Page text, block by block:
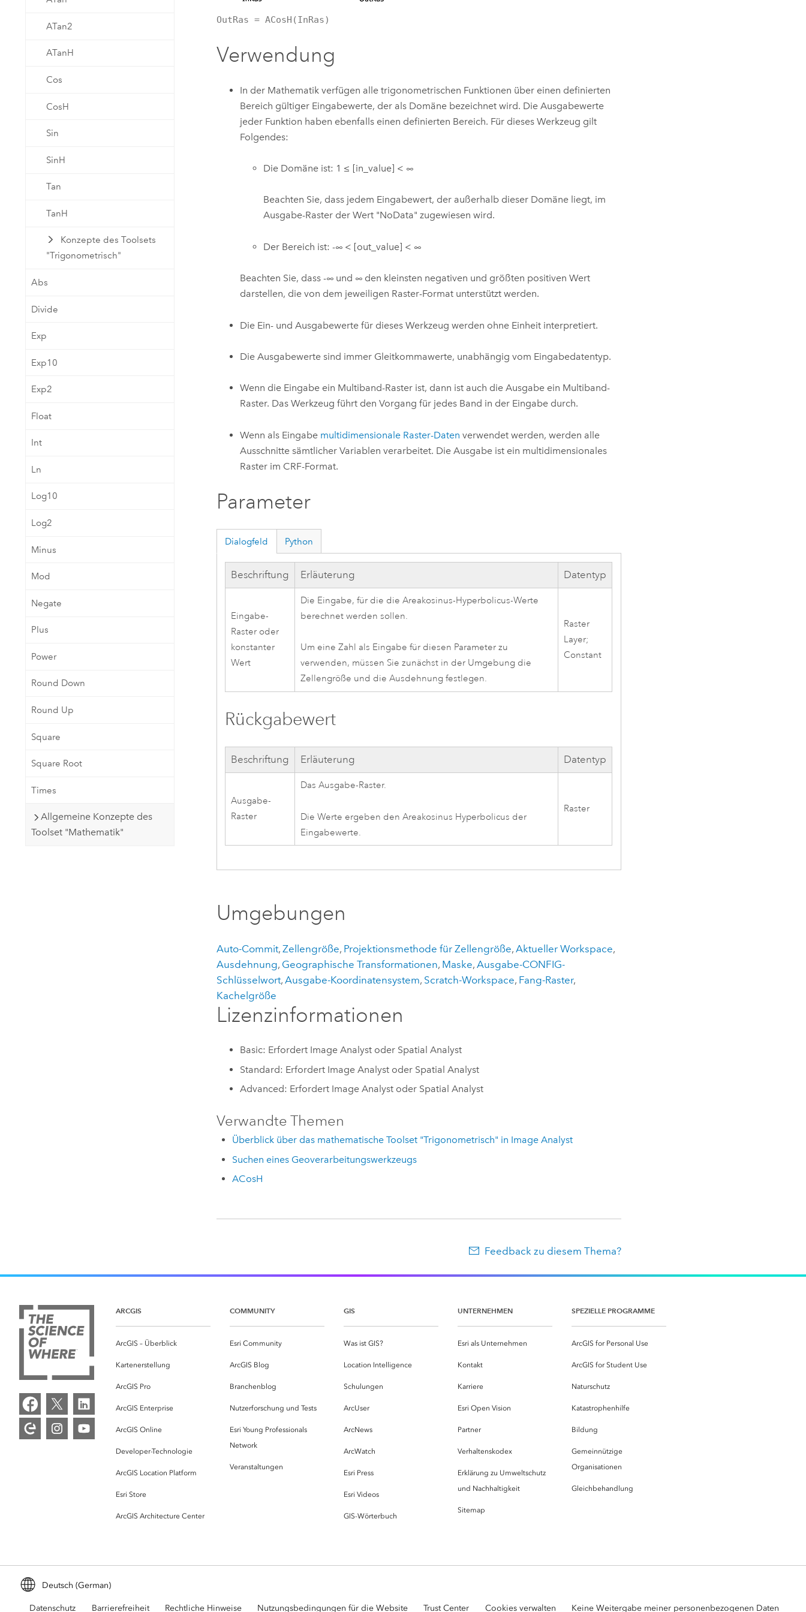
ATan2
ATanH
Cos
CosH
Sin
SinH
Tan
TanH
Konzepte des Toolsets
"Trigonometrisch"
Abs
Divide
Exp
Exp10
Exp2
Float
Int
Ln
Log10
Log2
Minus
Mod
Negate
Plus
Power
Round Down
Round Up
Square
Square Root
Times
Allgemeine Konzepte des
Toolset "Mathematik"
OutRas = ACosH(InRas)
Verwendung
In der Mathematik verfügen alle trigonometrischen Funktionen über einen definierten
Bereich gültiger Eingabewerte, der als Domäne bezeichnet wird. Die Ausgabewerte
jeder Funktion haben ebenfalls einen definierten Bereich. Für dieses Werkzeug gilt
Folgendes:
Die Domäne ist: 1 ≤ [in_value] < ∞
Beachten Sie, dass jedem Eingabewert, der außerhalb dieser Domäne liegt, im
Ausgabe-Raster der Wert "NoData" zugewiesen wird.
Der Bereich ist: -∞ < [out_value] < ∞
Beachten Sie, dass -∞ und ∞ den kleinsten negativen und größten positiven Wert
darstellen, die von dem jeweiligen Raster-Format unterstützt werden.
Die Ein- und Ausgabewerte für dieses Werkzeug werden ohne Einheit interpretiert.
Die Ausgabewerte sind immer Gleitkommawerte, unabhängig vom Eingabedatentyp.
Wenn die Eingabe ein Multiband-Raster ist, dann ist auch die Ausgabe ein Multiband-
Raster. Das Werkzeug führt den Vorgang für jedes Band in der Eingabe durch.
Wenn als Eingabe multidimensionale Raster-Daten verwendet werden, werden alle
Ausschnitte sämtlicher Variablen verarbeitet. Die Ausgabe ist ein multidimensionales
Raster im CRF-Format.
Parameter
Dialogfeld Python
Beschriftung Erläuterung Datentyp
Eingabe-
Raster oder
konstanter
Wert
Die Eingabe, für die die Areakosinus-Hyperbolicus-Werte
berechnet werden sollen.
Um eine Zahl als Eingabe für diesen Parameter zu
verwenden, müssen Sie zunächst in der Umgebung die
Zellengröße und die Ausdehnung festlegen.
Raster
Layer;
Constant
Rückgabewert
Beschriftung Erläuterung Datentyp
Ausgabe-
Raster
Das Ausgabe-Raster.
Die Werte ergeben den Areakosinus Hyperbolicus der
Eingabewerte.
Raster
Umgebungen
Auto-Commit,Zellengröße, Projektionsmethode für Zellengröße,Aktueller Workspace,
Ausdehnung, Geographische Transformationen, Maske,Ausgabe-CONFIG-
Schlüsselwort,Ausgabe-Koordinatensystem, Scratch-Workspace, Fang-Raster,
Kachelgröße
Lizenzinformationen
Basic: Erfordert Image Analyst oder Spatial Analyst
Standard: Erfordert Image Analyst oder Spatial Analyst
Advanced: Erfordert Image Analyst oder Spatial Analyst
Verwandte Themen
Überblick über das mathematische Toolset "Trigonometrisch" in Image Analyst
Suchen eines Geoverarbeitungswerkzeugs
ACosH
Feedback zu diesem Thema?
ARCGIS
ArcGIS – Überblick
Kartenerstellung
ArcGIS Pro
ArcGIS Enterprise
ArcGIS Online
Developer-Technologie
ArcGIS Location Platform
Esri Store
ArcGIS Architecture Center
COMMUNITY
Esri Community
ArcGIS Blog
Branchenblog
Nutzerforschung und Tests
Esri Young Professionals
Network
Veranstaltungen
GIS
Was ist GIS?
Location Intelligence
Schulungen
ArcUser
ArcNews
ArcWatch
Esri Press
Esri Videos
GIS-Wörterbuch
UNTERNEHMEN
Esri als Unternehmen
Kontakt
Karriere
Esri Open Vision
Partner
Verhaltenskodex
Erklärung zu Umweltschutz
und Nachhaltigkeit
Sitemap
SPEZIELLE PROGRAMME
ArcGIS for Personal Use
ArcGIS for Student Use
Naturschutz
Katastrophenhilfe
Bildung
Gemeinnützige
Organisationen
Gleichbehandlung
Deutsch (German)
Datenschutz Barrierefreiheit Rechtliche Hinweise Nutzungsbedingungen für die Website Trust Center Cookies verwalten Keine Weitergabe meiner personenbezogenen Daten